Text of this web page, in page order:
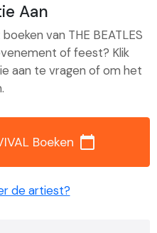
Aan
van THE BEATLES
of feest? Klik
aan te vragen of om het
Boeken calendar_today
de artiest?